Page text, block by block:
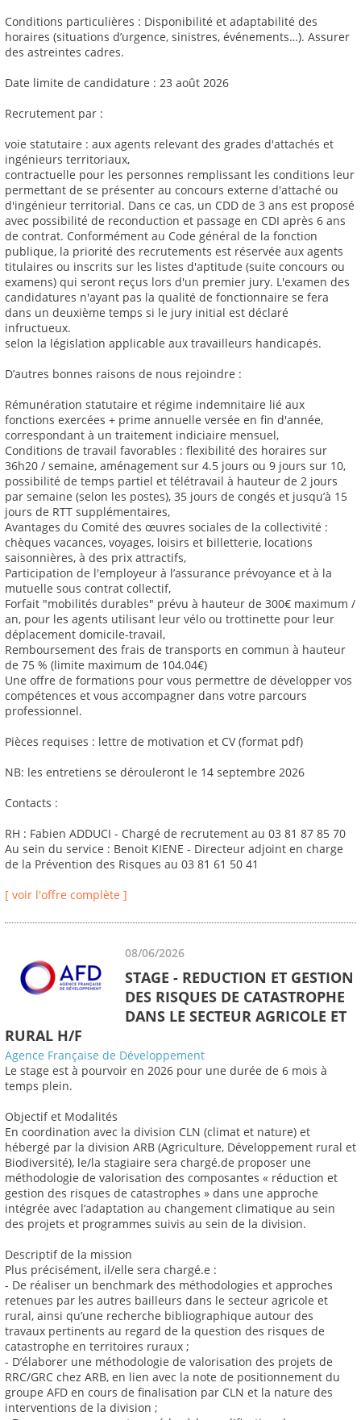
Conditions particulières : Disponibilité et adaptabilité des
horaires (situations d’urgence, sinistres, événements…). Assurer
des astreintes cadres.
Date limite de candidature : 23 août 2026
Recrutement par :
voie statutaire : aux agents relevant des grades d'attachés et
ingénieurs territoriaux,
contractuelle pour les personnes remplissant les conditions leur
permettant de se présenter au concours externe d'attaché ou
d'ingénieur territorial. Dans ce cas, un CDD de 3 ans est proposé
avec possibilité de reconduction et passage en CDI après 6 ans
de contrat. Conformément au Code général de la fonction
publique, la priorité des recrutements est réservée aux agents
titulaires ou inscrits sur les listes d'aptitude (suite concours ou
examens) qui seront reçus lors d'un premier jury. L'examen des
candidatures n'ayant pas la qualité de fonctionnaire se fera
dans un deuxième temps si le jury initial est déclaré
infructueux.
selon la législation applicable aux travailleurs handicapés.
D’autres bonnes raisons de nous rejoindre :
Rémunération statutaire et régime indemnitaire lié aux
fonctions exercées + prime annuelle versée en fin d'année,
correspondant à un traitement indiciaire mensuel,
Conditions de travail favorables : flexibilité des horaires sur
36h20 / semaine, aménagement sur 4.5 jours ou 9 jours sur 10,
possibilité de temps partiel et télétravail à hauteur de 2 jours
par semaine (selon les postes), 35 jours de congés et jusqu’à 15
jours de RTT supplémentaires,
Avantages du Comité des œuvres sociales de la collectivité :
chèques vacances, voyages, loisirs et billetterie, locations
saisonnières, à des prix attractifs,
Participation de l'employeur à l’assurance prévoyance et à la
mutuelle sous contrat collectif,
Forfait "mobilités durables" prévu à hauteur de 300€ maximum /
an, pour les agents utilisant leur vélo ou trottinette pour leur
déplacement domicile-travail,
Remboursement des frais de transports en commun à hauteur
de 75 % (limite maximum de 104.04€)
Une offre de formations pour vous permettre de développer vos
compétences et vous accompagner dans votre parcours
professionnel.
Pièces requises : lettre de motivation et CV (format pdf)
NB: les entretiens se dérouleront le 14 septembre 2026
Contacts :
RH : Fabien ADDUCI - Chargé de recrutement au 03 81 87 85 70
Au sein du service : Benoit KIENE - Directeur adjoint en charge
de la Prévention des Risques au 03 81 61 50 41
[ voir l'offre complète ]
08/06/2026
STAGE - REDUCTION ET GESTION
DES RISQUES DE CATASTROPHE
DANS LE SECTEUR AGRICOLE ET
RURAL H/F
Agence Française de Développement
Le stage est à pourvoir en 2026 pour une durée de 6 mois à
temps plein.
Objectif et Modalités
En coordination avec la division CLN (climat et nature) et
hébergé par la division ARB (Agriculture, Développement rural et
Biodiversité), le/la stagiaire sera chargé.de proposer une
méthodologie de valorisation des composantes « réduction et
gestion des risques de catastrophes » dans une approche
intégrée avec l’adaptation au changement climatique au sein
des projets et programmes suivis au sein de la division.
Descriptif de la mission
Plus précisément, il/elle sera chargé.e :
- De réaliser un benchmark des méthodologies et approches
retenues par les autres bailleurs dans le secteur agricole et
rural, ainsi qu’une recherche bibliographique autour des
travaux pertinents au regard de la question des risques de
catastrophe en territoires ruraux ;
- D’élaborer une méthodologie de valorisation des projets de
RRC/GRC chez ARB, en lien avec la note de positionnement du
groupe AFD en cours de finalisation par CLN et la nature des
interventions de la division ;